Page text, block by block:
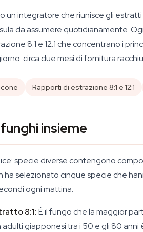
un integratore che riunisce gli
da assumere quotidianamente.
8:1 e 12:1 che concentrano i
circa due mesi di fornitura
Rapporti di estrazione 8:1 e 12:1
insieme
specie diverse contengono
selezionato cinque specie che
ogni mattina.
8:1:È il fungo che la maggior
adulti giapponesi tra i 50 e gli 80